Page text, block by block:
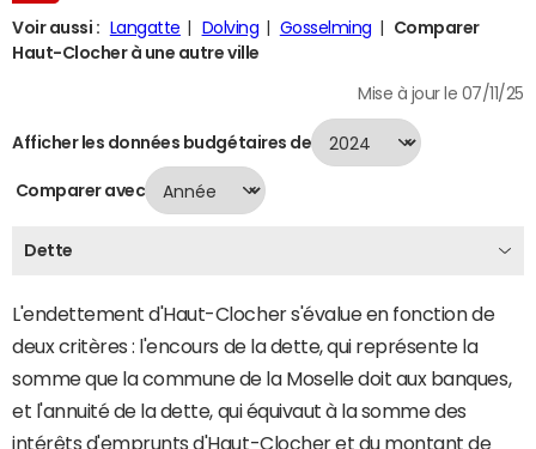
Voir aussi : Langatte Dolving Gosselming
Comparer
Haut-Clocher à une autre ville
Mise à jour le 07/11/25
Afficher les données budgétaires de
Comparer avec
Dette
L'endettement d'Haut-Clocher s'évalue en fonction de
deux critères : l'encours de la dette, qui représente la
somme que la commune de la Moselle doit aux banques,
et l'annuité de la dette, qui équivaut à la somme des
intérêts d'emprunts d'Haut-Clocher et du montant de